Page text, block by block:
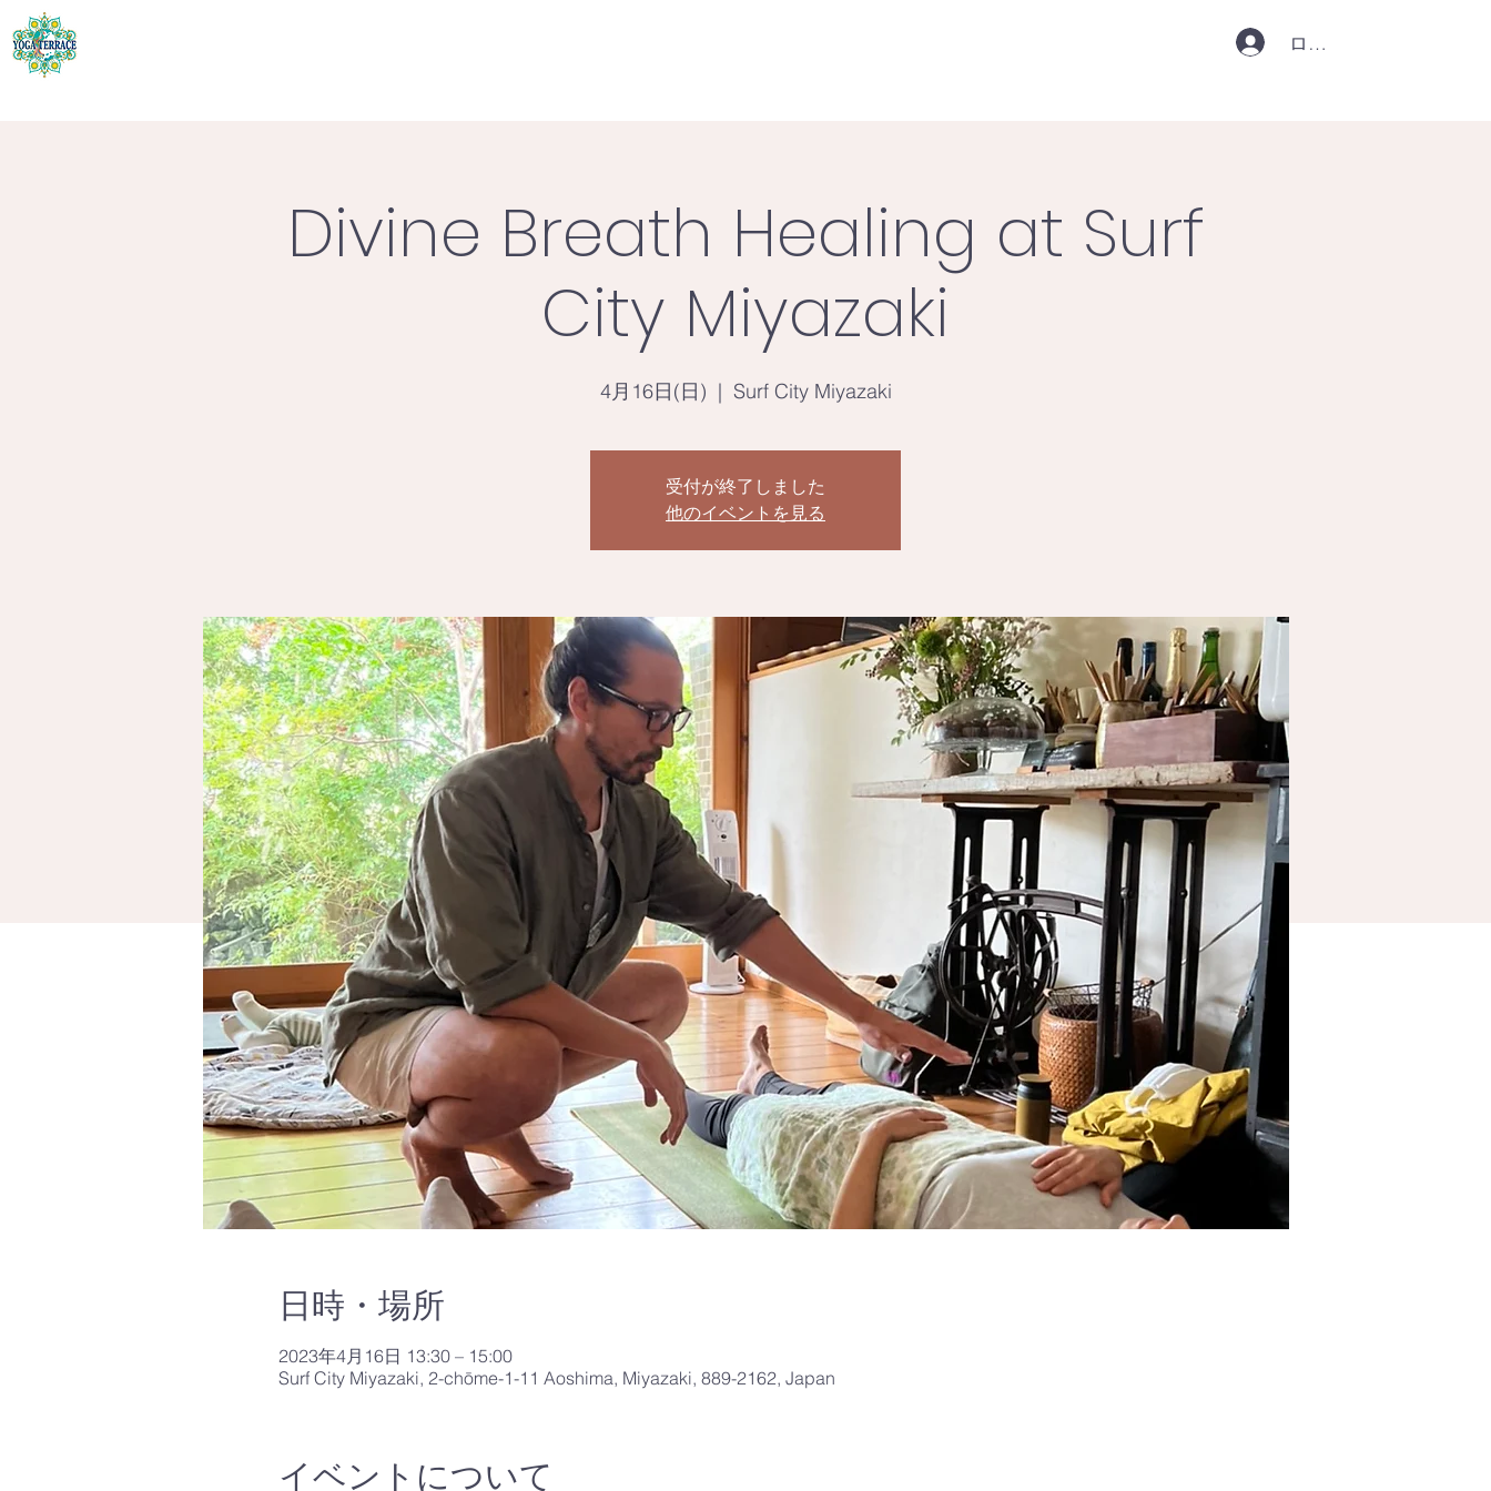
ログイン
Divine Breath Healing at Surf
City Miyazaki
4月16日(日)
  |
Surf City Miyazaki
受付が終了しました
他のイベントを見る
日時・場所
2023年4月16日 13:30 – 15:00
Surf City Miyazaki, 2-chōme-1-11 Aoshima, Miyazaki, 889-2162, Japan
イベントについて